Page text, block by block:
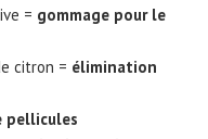
= gommage pour le
citron = élimination
pellicules